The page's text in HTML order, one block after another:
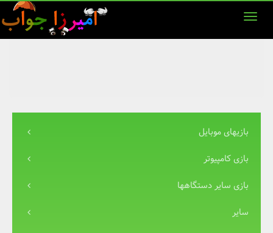
بازیهای موبایل
بازی کامپیوتر
بازی سایر دستگاهها
سایر